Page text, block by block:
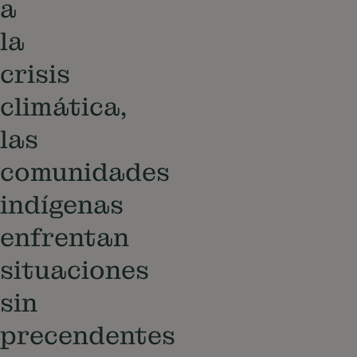
a
la
crisis
climática,
las
comunidades
indígenas
enfrentan
situaciones
sin
precendentes